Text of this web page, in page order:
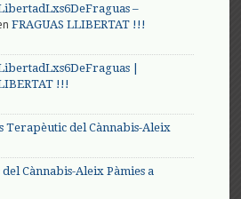
–
FRAGUAS LLIBERTAT !!!
|
!!!
Terapèutic del Cànnabis-Aleix
Cànnabis-Aleix Pàmies a